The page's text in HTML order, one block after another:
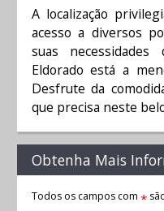
A localização
acesso a diversos
suas
Eldorado está a
Desfrute da
que precisa neste
Obtenha Mais
Todos os campos com *